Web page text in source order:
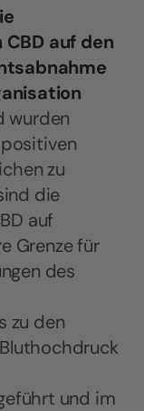
auf den
wurden
zu
die
auf
Grenze für
des
zu den
und im